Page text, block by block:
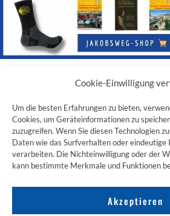
Cookie-Einwilligung
Um die besten Erfahrungen zu bieten,
Cookies, um Geräteinformationen zu
zuzugreifen. Wenn Sie diesen Technologien
Daten wie das Surfverhalten oder eindeutige
verarbeiten. Die Nichteinwilligung oder der
kann bestimmte Merkmale und Funktionen
Akzeptieren
NACH OBEN